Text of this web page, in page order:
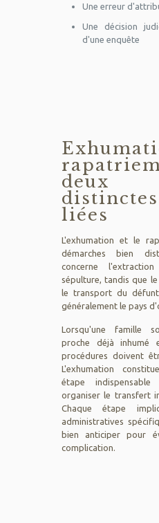
Une erreur
Une décision
d'une enquête
deux
liées
L'exhumation et le
démarches bien
concerne
sépulture, tandis que
le transport du
généralement le pays
Lorsqu'une famille
proche déjà inhumé
procédures doivent
L'exhumation
étape
organiser le transfert
Chaque étape
administratives
bien anticiper pour
complication.